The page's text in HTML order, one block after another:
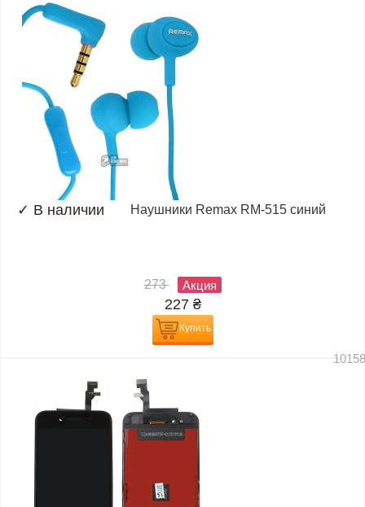
✓ В наличии Наушники Remax RM-515 синий
273 Акция
227 ₴
Купить